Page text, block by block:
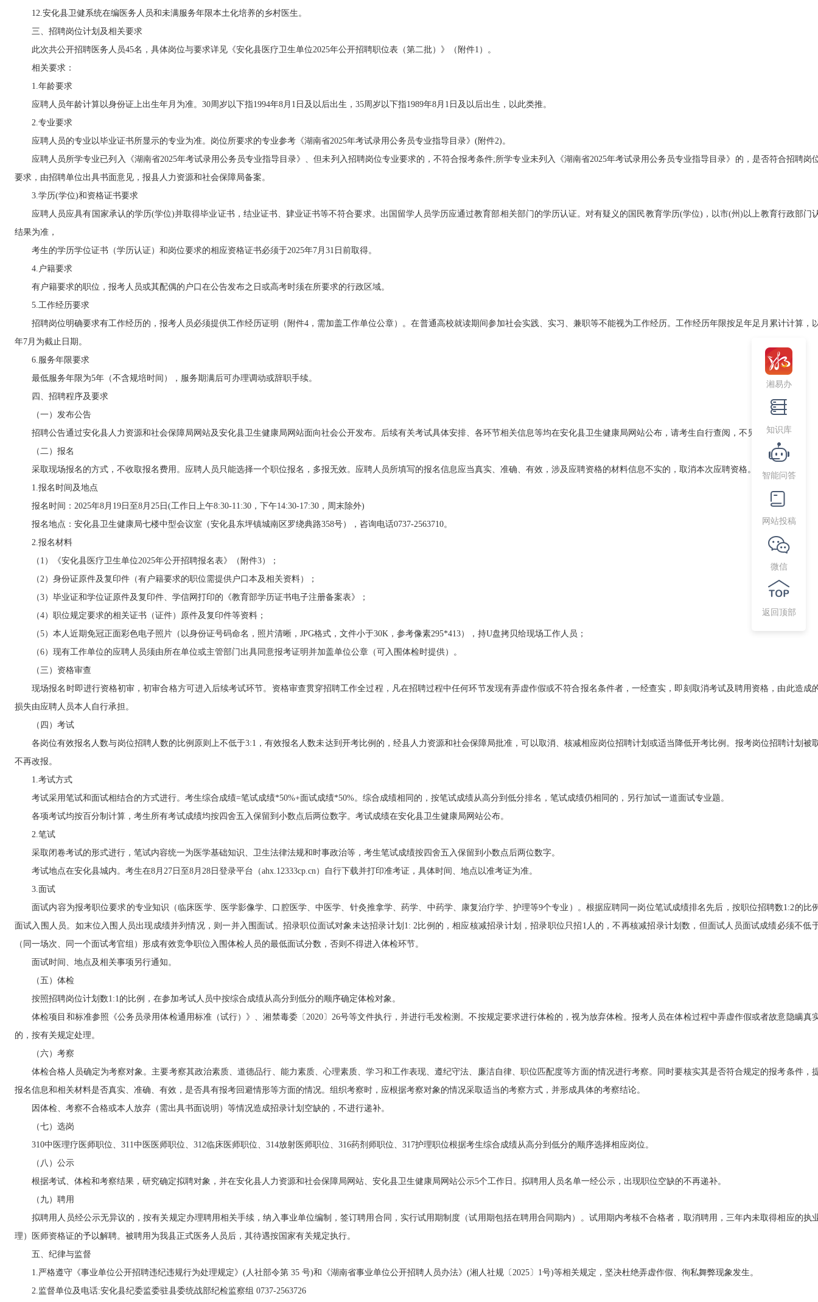
12.安化县卫健系统在编医务人员和未满服务年限本土化培养的乡村医生。
三、招聘岗位计划及相关要求
此次共公开招聘医务人员45名，具体岗位与要求详见《安化县医疗卫生单位2025年公开招聘职位表（第二批）》（附件1）。
相关要求：
1.年龄要求
应聘人员年龄计算以身份证上出生年月为准。30周岁以下指1994年8月1日及以后出生，35周岁以下指1989年8月1日及以后出生，以此类推。
2.专业要求
应聘人员的专业以毕业证书所显示的专业为准。岗位所要求的专业参考《湖南省2025年考试录用公务员专业指导目录》(附件2)。
应聘人员所学专业已列入《湖南省2025年考试录用公务员专业指导目录》、但未列入招聘岗位专业要求的，不符合报考条件;所学专业未列入《湖南省2025年考试录用公务员专业指导目录》的，是否符合招聘岗
要求，由招聘单位出具书面意见，报县人力资源和社会保障局备案。
3.学历(学位)和资格证书要求
应聘人员应具有国家承认的学历(学位)并取得毕业证书，结业证书、肄业证书等不符合要求。出国留学人员学历应通过教育部相关部门的学历认证。对有疑义的国民教育学历(学位)，以市(州)以上教育行政部门
结果为准，
考生的学历学位证书（学历认证）和岗位要求的相应资格证书必须于2025年7月31日前取得。
4.户籍要求
有户籍要求的职位，报考人员或其配偶的户口在公告发布之日或高考时须在所要求的行政区域。
5.工作经历要求
招聘岗位明确要求有工作经历的，报考人员必须提供工作经历证明（附件4，需加盖工作单位公章）。在普通高校就读期间参加社会实践、实习、兼职等不能视为工作经历。工作经历年限按足年足月累计计算，
年7月为截止日期。
6.服务年限要求
最低服务年限为5年（不含规培时间），服务期满后可办理调动或辞职手续。
四、招聘程序及要求
（一）发布公告
招聘公告通过安化县人力资源和社会保障局网站及安化县卫生健康局网站面向社会公开发布。后续有关考试具体安排、各环节相关信息等均在安化县卫生健康局网站公布，请考生自行查阅，不另行通知。
（二）报名
采取现场报名的方式，不收取报名费用。应聘人员只能选择一个职位报名，多报无效。应聘人员所填写的报名信息应当真实、准确、有效，涉及应聘资格的材料信息不实的，取消本次应聘资格。
1.报名时间及地点
报名时间：2025年8月19日至8月25日(工作日上午8:30-11:30，下午14:30-17:30，周末除外)
报名地点：安化县卫生健康局七楼中型会议室（安化县东坪镇城南区罗绕典路358号），咨询电话0737-2563710。
2.报名材料
（1）《安化县医疗卫生单位2025年公开招聘报名表》（附件3）；
（2）身份证原件及复印件（有户籍要求的职位需提供户口本及相关资料）；
（3）毕业证和学位证原件及复印件、学信网打印的《教育部学历证书电子注册备案表》；
（4）职位规定要求的相关证书（证件）原件及复印件等资料；
（5）本人近期免冠正面彩色电子照片（以身份证号码命名，照片清晰，JPG格式，文件小于30K，参考像素295*413），持U盘拷贝给现场工作人员；
（6）现有工作单位的应聘人员须由所在单位或主管部门出具同意报考证明并加盖单位公章（可入围体检时提供）。
（三）资格审查
现场报名时即进行资格初审，初审合格方可进入后续考试环节。资格审查贯穿招聘工作全过程，凡在招聘过程中任何环节发现有弄虚作假或不符合报名条件者，一经查实，即刻取消考试及聘用资格，由此造成
损失由应聘人员本人自行承担。
（四）考试
各岗位有效报名人数与岗位招聘人数的比例原则上不低于3:1，有效报名人数未达到开考比例的，经县人力资源和社会保障局批准，可以取消、核减相应岗位招聘计划或适当降低开考比例。报考岗位招聘计划被
不再改报。
1.考试方式
考试采用笔试和面试相结合的方式进行。考生综合成绩=笔试成绩*50%+面试成绩*50%。综合成绩相同的，按笔试成绩从高分到低分排名，笔试成绩仍相同的，另行加试一道面试专业题。
各项考试均按百分制计算，考生所有考试成绩均按四舍五入保留到小数点后两位数字。考试成绩在安化县卫生健康局网站公布。
2.笔试
采取闭卷考试的形式进行，笔试内容统一为医学基础知识、卫生法律法规和时事政治等，考生笔试成绩按四舍五入保留到小数点后两位数字。
考试地点在安化县城内。考生在8月27日至8月28日登录平台（ahx.12333cp.cn）自行下载并打印准考证，具体时间、地点以准考证为准。
3.面试
面试内容为报考职位要求的专业知识（临床医学、医学影像学、口腔医学、中医学、针灸推拿学、药学、中药学、康复治疗学、护理等9个专业）。根据应聘同一岗位笔试成绩排名先后，按职位招聘数1:2的比
面试入围人员。如末位入围人员出现成绩并列情况，则一并入围面试。招录职位面试对象未达招录计划1: 2比例的，相应核减招录计划，招录职位只招1人的，不再核减招录计划数，但面试人员面试成绩必须不低
（同一场次、同一个面试考官组）形成有效竞争职位入围体检人员的最低面试分数，否则不得进入体检环节。
面试时间、地点及相关事项另行通知。
（五）体检
按照招聘岗位计划数1:1的比例，在参加考试人员中按综合成绩从高分到低分的顺序确定体检对象。
体检项目和标准参照《公务员录用体检通用标准（试行）》、湘禁毒委〔2020〕26号等文件执行，并进行毛发检测。不按规定要求进行体检的，视为放弃体检。报考人员在体检过程中弄虚作假或者故意隐瞒真
的，按有关规定处理。
（六）考察
体检合格人员确定为考察对象。主要考察其政治素质、道德品行、能力素质、心理素质、学习和工作表现、遵纪守法、廉洁自律、职位匹配度等方面的情况进行考察。同时要核实其是否符合规定的报考条件，
报名信息和相关材料是否真实、准确、有效，是否具有报考回避情形等方面的情况。组织考察时，应根据考察对象的情况采取适当的考察方式，并形成具体的考察结论。
因体检、考察不合格或本人放弃（需出具书面说明）等情况造成招录计划空缺的，不进行递补。
（七）选岗
310中医理疗医师职位、311中医医师职位、312临床医师职位、314放射医师职位、316药剂师职位、317护理职位根据考生综合成绩从高分到低分的顺序选择相应岗位。
（八）公示
根据考试、体检和考察结果，研究确定拟聘对象，并在安化县人力资源和社会保障局网站、安化县卫生健康局网站公示5个工作日。拟聘用人员名单一经公示，出现职位空缺的不再递补。
（九）聘用
拟聘用人员经公示无异议的，按有关规定办理聘用相关手续，纳入事业单位编制，签订聘用合同，实行试用期制度（试用期包括在聘用合同期内）。试用期内考核不合格者，取消聘用，三年内未取得相应的执
理）医师资格证的予以解聘。被聘用为我县正式医务人员后，其待遇按国家有关规定执行。
五、纪律与监督
1.严格遵守《事业单位公开招聘违纪违规行为处理规定》(人社部令第 35 号)和《湖南省事业单位公开招聘人员办法》(湘人社规〔2025〕1号)等相关规定，坚决杜绝弄虚作假、徇私舞弊现象发生。
2.监督单位及电话:安化县纪委监委驻县委统战部纪检监察组 0737-2563726
湘易办
知识库
智能问答
网站投稿
微信
返回顶部